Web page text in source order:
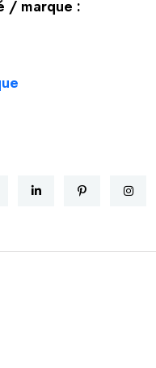
/ marque :